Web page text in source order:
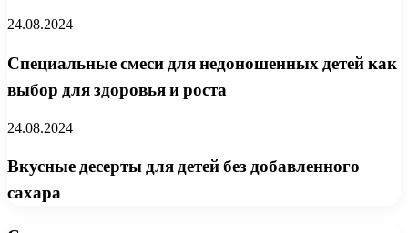
24.08.2024
Специальные смеси для недоношенных детей как
выбор для здоровья и роста
24.08.2024
Вкусные десерты для детей без добавленного
сахара